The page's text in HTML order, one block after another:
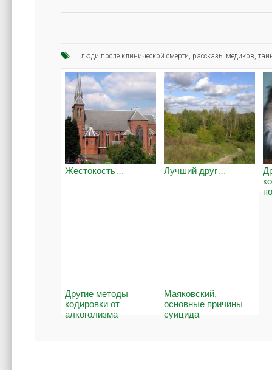
люди после клинической смерти рассказы медиков ,
Жестокость… Лучший друг…
Другие методы
кодировки от
алкоголизма
Маяковский,
основные причины
суицида